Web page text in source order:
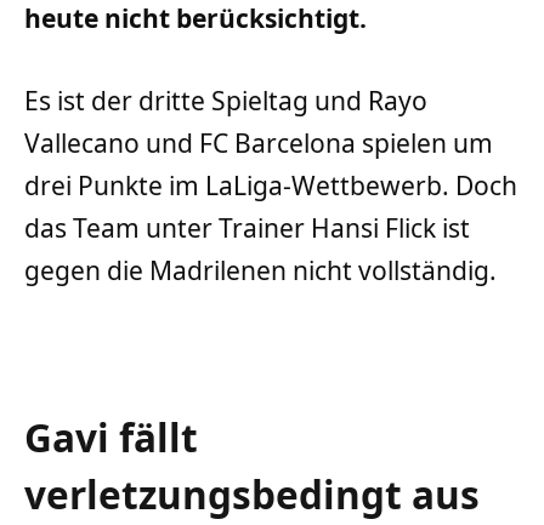
heute nicht berücksichtigt.
Es ist der dritte Spieltag und Rayo
Vallecano und FC Barcelona spielen um
drei Punkte im LaLiga-Wettbewerb. Doch
das Team unter Trainer Hansi Flick ist
gegen die Madrilenen nicht vollständig.
Gavi fällt
verletzungsbedingt aus